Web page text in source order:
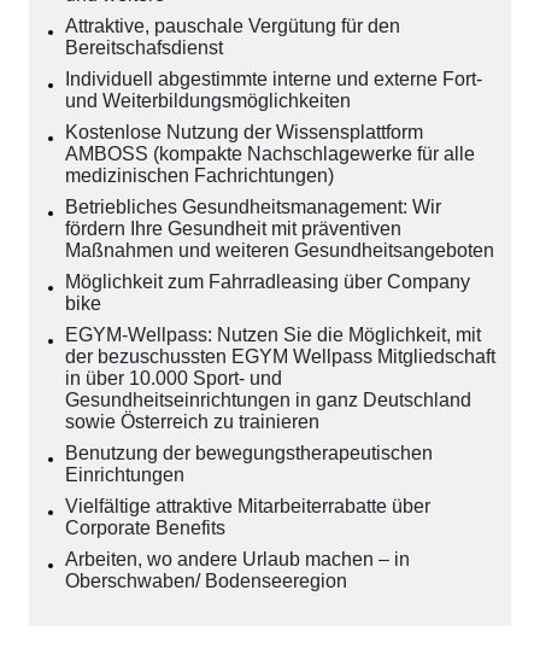
Attraktive, pauschale Vergütung für den
Bereitschafsdienst
Individuell abgestimmte interne und externe Fort-
und Weiterbildungsmöglichkeiten
Kostenlose Nutzung der Wissensplattform
AMBOSS (kompakte Nachschlagewerke für alle
medizinischen Fachrichtungen)
Betriebliches Gesundheitsmanagement: Wir
fördern Ihre Gesundheit mit präventiven
Maßnahmen und weiteren Gesundheitsangeboten
Möglichkeit zum Fahrradleasing über Company
bike
EGYM-Wellpass: Nutzen Sie die Möglichkeit, mit
der bezuschussten EGYM Wellpass Mitgliedschaft
in über 10.000 Sport- und
Gesundheitseinrichtungen in ganz Deutschland
sowie Österreich zu trainieren
Benutzung der bewegungstherapeutischen
Einrichtungen
Vielfältige attraktive Mitarbeiterrabatte über
Corporate Benefits
Arbeiten, wo andere Urlaub machen – in
Oberschwaben/ Bodenseeregion